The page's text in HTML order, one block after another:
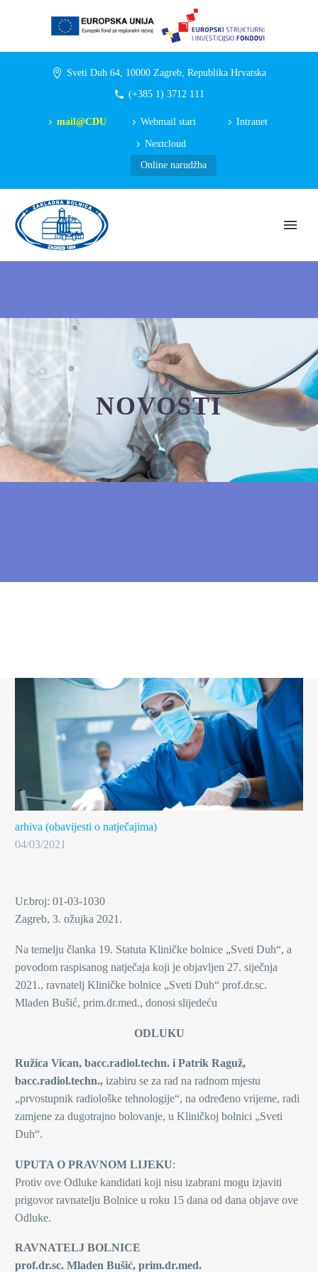
Sveti Duh 64, 10000 Zagreb, Republika Hrvatska
(+385 1) 3712 111
mail@CDU Webmail stari Intranet
Nextcloud
Online narudžba
NOVOSTI
arhiva (obavijesti o natječajima)
04/03/2021
Ur.broj: 01-03-1030
Zagreb, 3. ožujka 2021.
Na temelju članka 19. Statuta Kliničke bolnice „Sveti Duh“, a
povodom raspisanog natječaja koji je objavljen 27. siječnja
2021., ravnatelj Kliničke bolnice „Sveti Duh“ prof.dr.sc.
Mladen Bušić, prim.dr.med., donosi slijedeću
ODLUKU
Ružica Vican, bacc.radiol.techn. i Patrik Raguž,
bacc.radiol.techn., izabiru se za rad na radnom mjestu
„prvostupnik radiološke tehnologije“, na određeno vrijeme, radi
zamjene za dugotrajno bolovanje, u Kliničkoj bolnici „Sveti
Duh“.
UPUTA O PRAVNOM LIJEKU:
Protiv ove Odluke kandidati koji nisu izabrani mogu izjaviti
prigovor ravnatelju Bolnice u roku 15 dana od dana objave ove
Odluke.
RAVNATELJ BOLNICE
prof.dr.sc. Mladen Bušić, prim.dr.med.